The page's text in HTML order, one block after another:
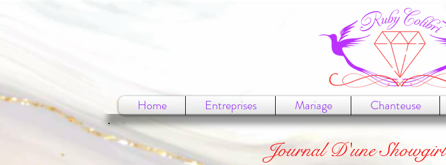
Home Entreprises Mariage Chanteuse
Journal D'une Showgirl